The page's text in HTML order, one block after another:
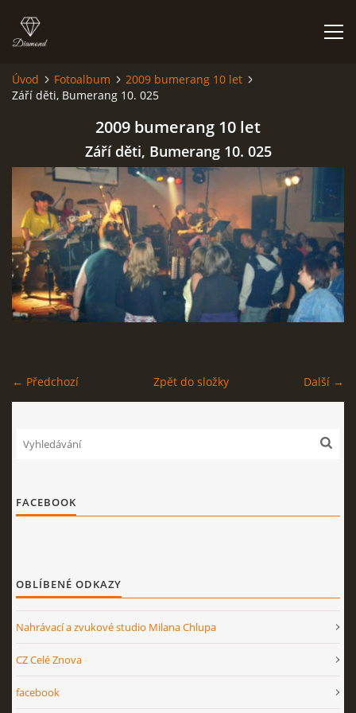
HISTORIE
JAK VYPADÁME
FOTOALBUM
CO HRAJEME
STAGEPLAN
Poříčany okr. Kolín
© 2026 eStránky.cz |Tisk|Nahoru ↑
Úvod Fotoalbum
2009 bumerang 10 let
Září děti, Bumerang 10. 025
2009 bumerang 10 let
Září děti, Bumerang 10. 025
← Předchozí Další →
Zpět do složky
FACEBOOK
OBLÍBENÉ ODKAZY
Nahrávací a zvukové studio Milana Chlupa
CZ Celé Znova
facebook